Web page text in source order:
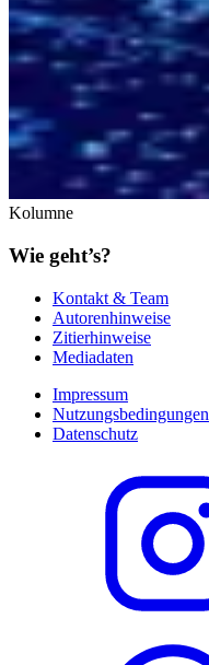
Kolumne
Wie geht’s?
Kontakt & Team
Autorenhinweise
Zitierhinweise
Mediadaten
Impressum
Nutzungsbedingungen
Datenschutz